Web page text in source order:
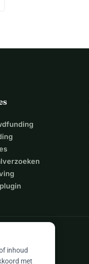
inhoud
met